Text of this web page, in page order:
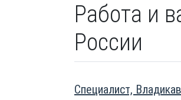
Работа и
России
Специалист,